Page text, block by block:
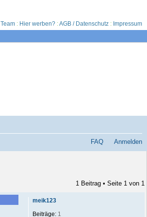
Team : Hier werben? :AGB / Datenschutz : Impressum
FAQ Anmelden
1 Beitrag • Seite 1 von 1
meik123
Beiträge:1